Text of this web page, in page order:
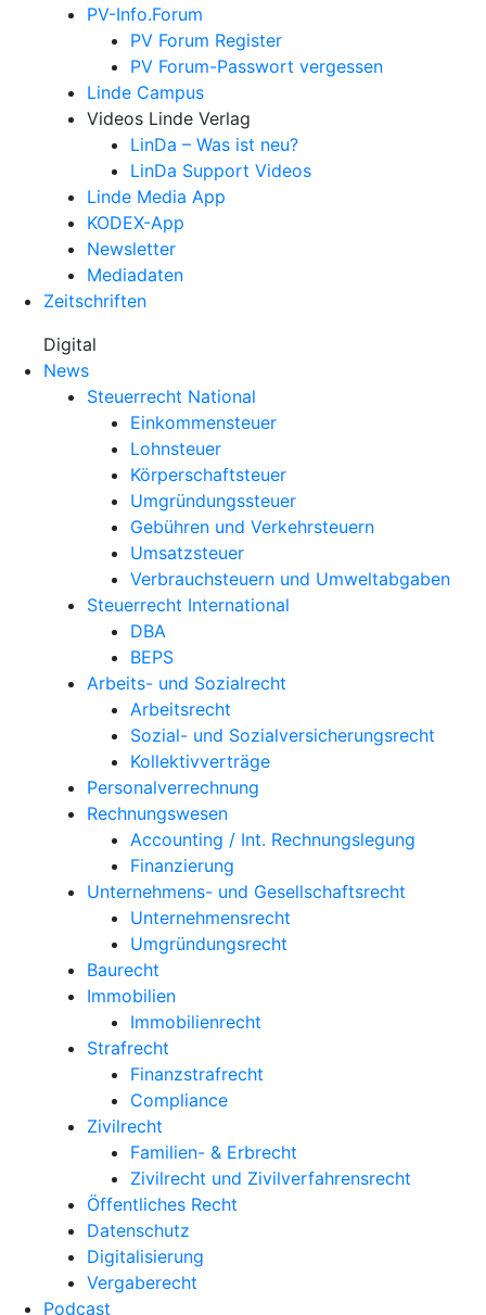
PV-Info.Forum
PV Forum Register
PV Forum-Passwort vergessen
Linde Campus
Videos Linde Verlag
LinDa – Was ist neu?
LinDa Support Videos
Linde Media App
KODEX-App
Newsletter
Mediadaten
Zeitschriften
Digital
News
Steuerrecht National
Einkommensteuer
Lohnsteuer
Körperschaftsteuer
Umgründungssteuer
Gebühren und Verkehrsteuern
Umsatzsteuer
Verbrauchsteuern und Umweltabgaben
Steuerrecht International
DBA
BEPS
Arbeits- und Sozialrecht
Arbeitsrecht
Sozial- und Sozialversicherungsrecht
Kollektivverträge
Personalverrechnung
Rechnungswesen
Accounting / Int. Rechnungslegung
Finanzierung
Unternehmens- und Gesellschaftsrecht
Unternehmensrecht
Umgründungsrecht
Baurecht
Immobilien
Immobilienrecht
Strafrecht
Finanzstrafrecht
Compliance
Zivilrecht
Familien- & Erbrecht
Zivilrecht und Zivilverfahrensrecht
Öffentliches Recht
Datenschutz
Digitalisierung
Vergaberecht
Podcast